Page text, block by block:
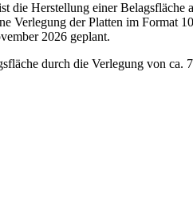
die Herstellung einer Belagsfläche
Verlegung der Platten im Format
2026 geplant.
durch die Verlegung von ca.